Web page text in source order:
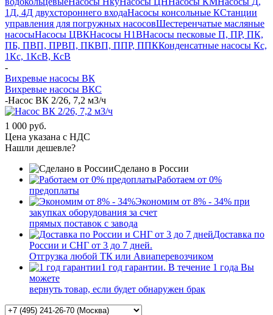
1Д, 4Д двухстороннего входаНасосы консольные КСтанции
управления для погружных насосовШестеренчатые масляные
насосыНасосы ЦВКНасосы Н1ВНасосы песковые П, ПР, ПК,
ПБ, ПВП, ПРВП, ПКВП, ППР, ППККонденсатные насосы Кс,
1Кс, 1КсВ, КсВ
-
Вихревые насосы ВК
Вихревые насосы ВКС
-Насос ВК 2/26, 7,2 м3/ч
1 000 руб.
Цена указана с НДС
Нашли дешевле?
Сделано в России
Работаем от 0%
предоплаты
Экономим от 8% - 34% при
закупках оборудования за счет
прямых поставок с завода
Доставка по
России и СНГ от 3 до 7 дней.
Отгрузка любой ТК или Авиаперевозчиком
1 год гарантии. В течение 1 года Вы
можете
вернуть товар, если будет обнаружен брак